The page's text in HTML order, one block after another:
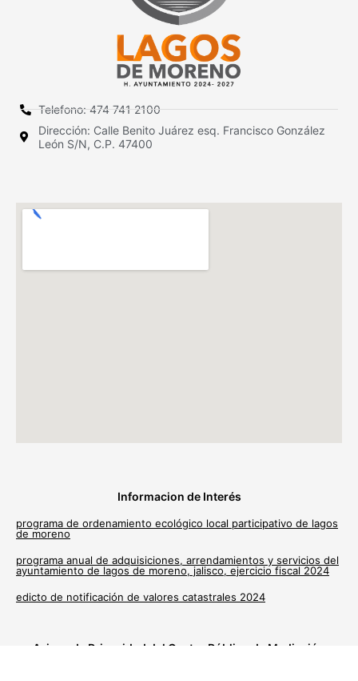
Telefono: 474 741 2100
Dirección: Calle Benito Juárez esq. Francisco González
León S/N, C.P. 47400
Informacion de Interés
programa de ordenamiento ecológico local participativo de lagos
de moreno
programa anual de adquisiciones, arrendamientos y servicios del
ayuntamiento de lagos de moreno, jalisco, ejercicio fiscal 2024
edicto de notificación de valores catastrales 2024
Avisos de Privacidad del Centro Público de Mediación